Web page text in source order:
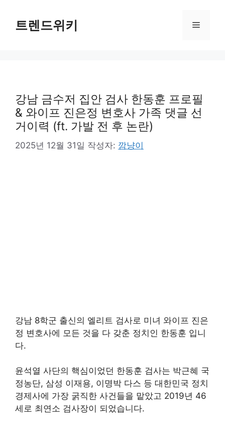
트렌드위키 메
강남 금수저 집안 검사 한동훈 프로필
& 와이프 진은정 변호사 가족 댓글 선
거이력 (ft. 가발 전 후 논란)
2025년 12월 31일 작성자: 깜냥이
강남 8학군 출신의 엘리트 검사로 미녀 와이프 진은
정 변호사에 모든 것을 다 갖춘 정치인 한동훈 입니
다.
윤석열 사단의 핵심이었던 한동훈 검사는 박근혜 국
정농단, 삼성 이재용, 이명박 다스 등 대한민국 정치
경제사에 가장 굵직한 사건들을 맡았고 2019년 46
세로 최연소 검사장이 되었습니다.